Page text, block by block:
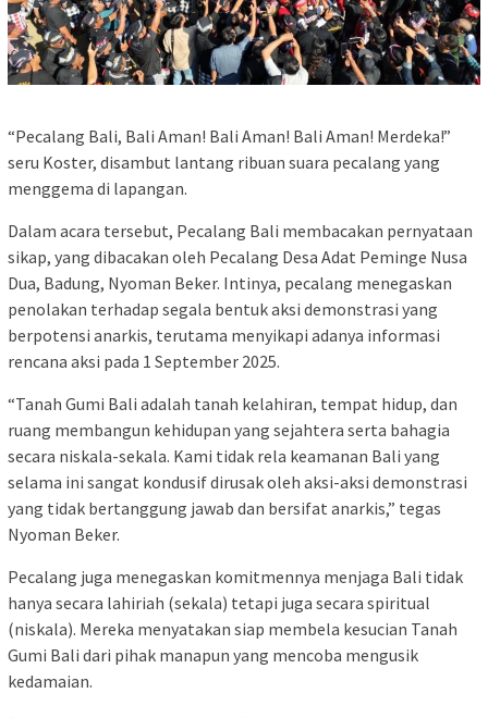
“Pecalang Bali, Bali Aman! Bali Aman! Bali Aman! Merdeka!”
seru Koster, disambut lantang ribuan suara pecalang yang
menggema di lapangan.
Dalam acara tersebut, Pecalang Bali membacakan pernyataan
sikap, yang dibacakan oleh Pecalang Desa Adat Peminge Nusa
Dua, Badung, Nyoman Beker. Intinya, pecalang menegaskan
penolakan terhadap segala bentuk aksi demonstrasi yang
berpotensi anarkis, terutama menyikapi adanya informasi
rencana aksi pada 1 September 2025.
“Tanah Gumi Bali adalah tanah kelahiran, tempat hidup, dan
ruang membangun kehidupan yang sejahtera serta bahagia
secara niskala-sekala. Kami tidak rela keamanan Bali yang
selama ini sangat kondusif dirusak oleh aksi-aksi demonstrasi
yang tidak bertanggung jawab dan bersifat anarkis,” tegas
Nyoman Beker.
Pecalang juga menegaskan komitmennya menjaga Bali tidak
hanya secara lahiriah (sekala) tetapi juga secara spiritual
(niskala). Mereka menyatakan siap membela kesucian Tanah
Gumi Bali dari pihak manapun yang mencoba mengusik
kedamaian.